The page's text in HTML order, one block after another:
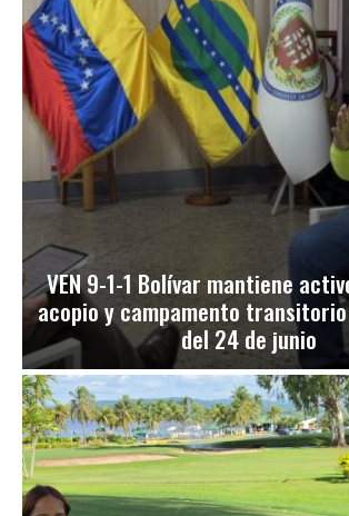
VEN 9-1-1 Bolívar mantiene
acopio y campamento
del 24 de junio